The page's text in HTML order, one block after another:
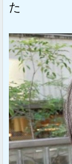
た